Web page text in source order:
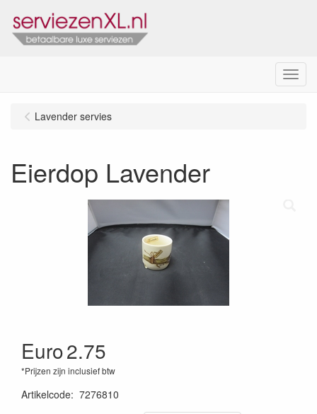
Menu
Lavender servies
Eierdop Lavender
Euro2.75
*Prijzen zijn inclusief btw
Artikelcode: 7276810